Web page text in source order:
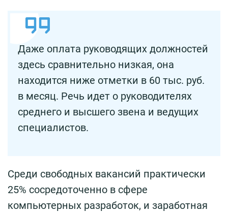
Даже оплата руководящих должностей
здесь сравнительно низкая, она
находится ниже отметки в 60 тыс. руб.
в месяц. Речь идет о руководителях
среднего и высшего звена и ведущих
специалистов.
Среди свободных вакансий практически
25% сосредоточенно в сфере
компьютерных разработок, и заработная